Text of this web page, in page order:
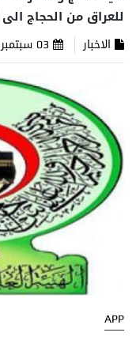
للعراق من الحجاج
الاخبار
APP